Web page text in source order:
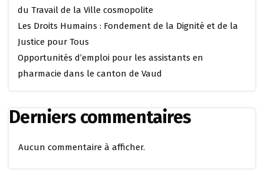
du Travail de la Ville cosmopolite
Les Droits Humains : Fondement de la Dignité et de la
Justice pour Tous
Opportunités d’emploi pour les assistants en
pharmacie dans le canton de Vaud
Derniers commentaires
Aucun commentaire à afficher.